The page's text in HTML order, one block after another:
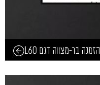
הזמנה בר-מצווה דגם L60